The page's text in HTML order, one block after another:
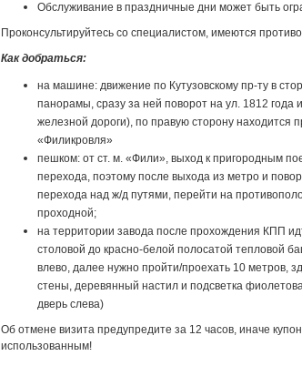
Обслуживание в праздничные дни может быть
Проконсультируйтесь со специалистом, имеются
Как добраться:
на машине: движение по Кутузовскому пр-ту в
панорамы, сразу за ней поворот на ул. 1812 года
железной дороги), по правую сторону находится
«Филикровля»
пешком: от ст. м. «Фили», выход к пригородным
перехода, поэтому после выхода из метро и
перехода над ж/д путями, перейти на
проходной;
на территории завода после прохождения КПП
столовой до красно-белой полосатой тепловой
влево, далее нужно пройти/проехать 10 метров,
стены, деревянный настил и подсветка
дверь слева)
Об отмене визита предупредите за 12 часов, иначе
использованным!